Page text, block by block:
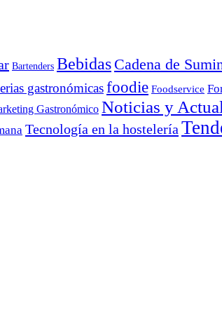
Bartenders Bebidas Cadena de
gastronómicasfoodie Foodservice
Gastronómico Noticias y
Tecnología en la hostelería